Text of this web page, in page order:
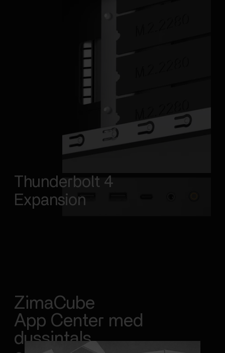
Thunderbolt 4
Expansion
ZimaCube
App Center med
dussintals